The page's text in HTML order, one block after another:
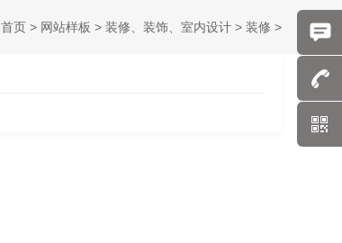
首页> 网站样板 > 装修、装饰、室内设计 > 装修 >